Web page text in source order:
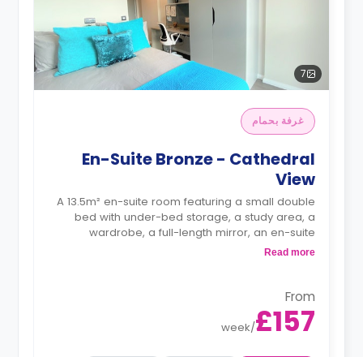
7
غرفة بحمام
En-Suite Bronze - Cathedral
View
A 13.5m² en-suite room featuring a small double
bed with under-bed storage, a study area, a
wardrobe, a full-length mirror, an en-suite
bathroom, shared living, and a shared kitchen.
Read more
From
£157
/
week